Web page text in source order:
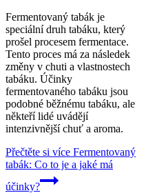
Fermentovaný tabák je
speciální druh tabáku, který
prošel procesem fermentace.
Tento proces má za následek
změny v chuti a vlastnostech
tabáku. Účinky
fermentovaného tabáku jsou
podobné běžnému tabáku, ale
někteří lidé uvádějí
intenzivnější chuť a aroma.
Přečtěte si více Fermentovaný
tabák: Co to je a jaké má
účinky?